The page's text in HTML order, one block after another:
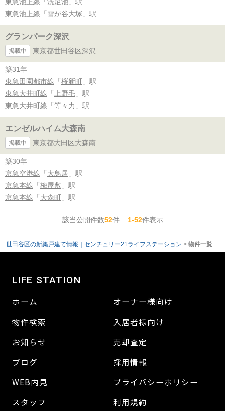
東急池上線 「 雪が谷大塚 」駅
グランパーク深沢
掲載中 東京都世田谷区深沢
築31年
東急田園都市線 「 桜新町 」駅
東急大井町線 「 上野毛 」駅
東急大井町線 「 等々力 」駅
エンゼルハイム大森南
掲載中 東京都大田区大森南
築30年
京急空港線 「 大鳥居 」駅
京急本線 「 梅屋敷 」駅
京急本線 「 大森町 」駅
該当公開件数52件1-52件表示
世田谷区の新築戸建て情報｜センチュリー21ライフステーション > 物件一覧
LIFE STATION
ホーム
物件検索
お知らせ
ブログ
WEB内見
スタッフ
オーナー様向け
入居者様向け
売却査定
採用情報
プライバシーポリシー
利用規約